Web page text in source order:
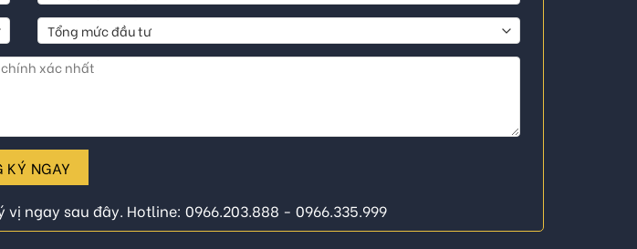
KÝ NGAY
ngay sau đây. Hotline: 0966.203.888 - 0966.335.999